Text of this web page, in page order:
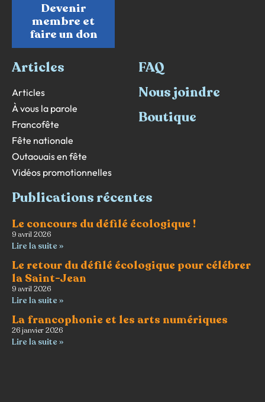
Devenir
membre et
faire un don
Articles
Articles
À vous la parole
Francofête
Fête nationale
Outaouais en fête
Vidéos promotionnelles
FAQ
Nous joindre
Boutique
Publications récentes
Le concours du défilé écologique !
9 avril 2026
Lire la suite »
Le retour du défilé écologique pour célébrer
la Saint-Jean
9 avril 2026
Lire la suite »
La francophonie et les arts numériques
26 janvier 2026
Lire la suite »